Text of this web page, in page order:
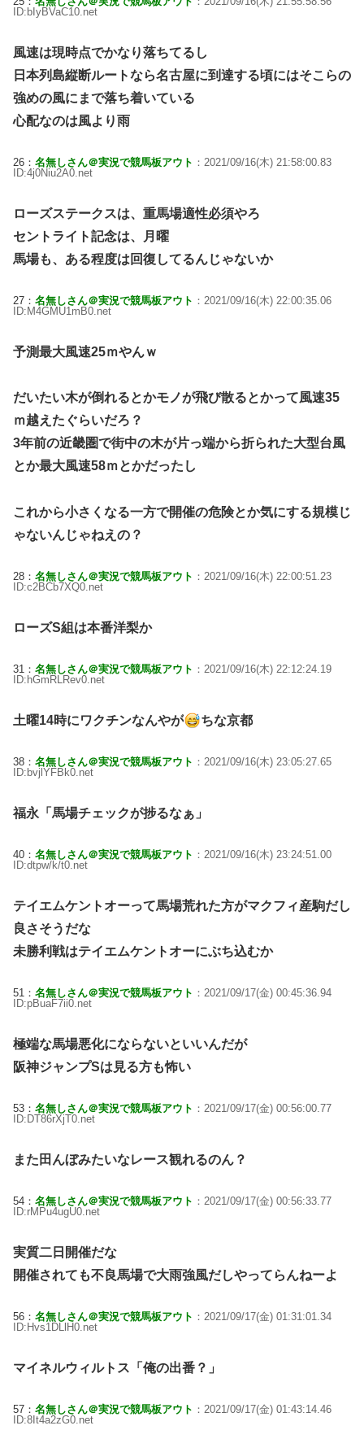
ID:bIyBVaC10.net
風速は現時点でかなり落ちてるし
日本列島縦断ルートなら名古屋に到達する頃にはそこらの
強めの風にまで落ち着いている
心配なのは風より雨
26： 名無しさん＠実況で競馬板アウト ：2021/09/16(木) 21:58:00.83
ID:4j0Niu2A0.net
ローズステークスは、重馬場適性必須やろ
セントライト記念は、月曜
馬場も、ある程度は回復してるんじゃないか
27： 名無しさん＠実況で競馬板アウト ：2021/09/16(木) 22:00:35.06
ID:M4GMU1mB0.net
予測最大風速25ｍやんｗ
だいたい木が倒れるとかモノが飛び散るとかって風速35
ｍ越えたぐらいだろ？
3年前の近畿圏で街中の木が片っ端から折られた大型台風
とか最大風速58ｍとかだったし
これから小さくなる一方で開催の危険とか気にする規模じ
ゃないんじゃねえの？
28： 名無しさん＠実況で競馬板アウト ：2021/09/16(木) 22:00:51.23
ID:c2BCb7XQ0.net
ローズS組は本番洋梨か
31： 名無しさん＠実況で競馬板アウト ：2021/09/16(木) 22:12:24.19
ID:hGmRLRev0.net
土曜14時にワクチンなんやが ちな京都
38： 名無しさん＠実況で競馬板アウト ：2021/09/16(木) 23:05:27.65
ID:bvjlYFBk0.net
福永「馬場チェックが捗るなぁ」
40： 名無しさん＠実況で競馬板アウト ：2021/09/16(木) 23:24:51.00
ID:dtpw/k/t0.net
テイエムケントオーって馬場荒れた方がマクフィ産駒だし
良さそうだな
未勝利戦はテイエムケントオーにぶち込むか
51： 名無しさん＠実況で競馬板アウト ：2021/09/17(金) 00:45:36.94
ID:pBuaF7ii0.net
極端な馬場悪化にならないといいんだが
阪神ジャンプSは見る方も怖い
53： 名無しさん＠実況で競馬板アウト ：2021/09/17(金) 00:56:00.77
ID:DT86rXjT0.net
また田んぼみたいなレース観れるのん？
54： 名無しさん＠実況で競馬板アウト ：2021/09/17(金) 00:56:33.77
ID:rMPu4ugU0.net
実質二日開催だな
開催されても不良馬場で大雨強風だしやってらんねーよ
56： 名無しさん＠実況で競馬板アウト ：2021/09/17(金) 01:31:01.34
ID:Hvs1DLlH0.net
マイネルウィルトス「俺の出番？」
57： 名無しさん＠実況で競馬板アウト ：2021/09/17(金) 01:43:14.46
ID:8It4a2zG0.net